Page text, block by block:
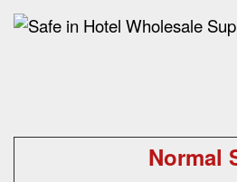
Normal